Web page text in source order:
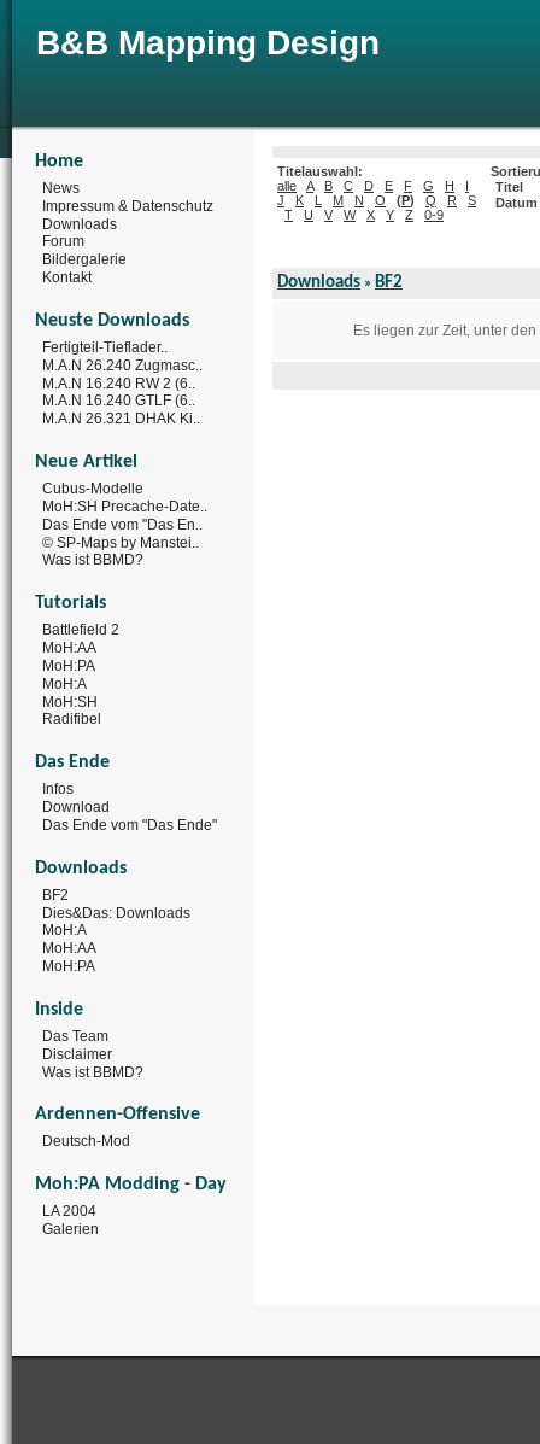
B&B Mapping Design
Home
News
Impressum & Datenschutz
Downloads
Forum
Bildergalerie
Kontakt
Neuste Downloads
Fertigteil-Tieflader..
M.A.N 26.240 Zugmasc..
M.A.N 16.240 RW 2 (6..
M.A.N 16.240 GTLF (6..
M.A.N 26.321 DHAK Ki..
Neue Artikel
Cubus-Modelle
MoH:SH Precache-Date..
Das Ende vom "Das En..
© SP-Maps by Manstei..
Was ist BBMD?
Tutorials
Battlefield 2
MoH:AA
MoH:PA
MoH:A
MoH:SH
Radifibel
Das Ende
Infos
Download
Das Ende vom "Das Ende"
Downloads
BF2
Dies&Das: Downloads
MoH:A
MoH:AA
MoH:PA
Inside
Das Team
Disclaimer
Was ist BBMD?
Ardennen-Offensive
Deutsch-Mod
Moh:PA Modding - Day
LA 2004
Galerien
Titelauswahl:
alle
A B C D E F G H
I
J
K L M N O (P) Q R
S
T
U V W X Y Z 0-9
Titel
Datum
Downloads » BF2
Es liegen zur Zeit, unter